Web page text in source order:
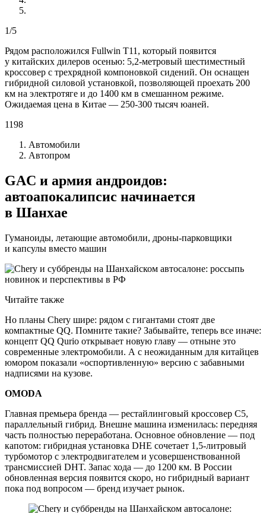
1/5
Рядом расположился Fullwin T11, который появится
у китайских дилеров осенью: 5,2-метровый шестиместный
кроссовер с трехрядной компоновкой сидений. Он оснащен
гибридной силовой установкой, позволяющей проехать 200
км на электротяге и до 1400 км в смешанном режиме.
Ожидаемая цена в Китае — 250-300 тысяч юаней.
1198
Автомобили
Автопром
GAC и армия андроидов:
автоапокалипсис начинается
в Шанхае
Гуманоиды, летающие автомобили, дроны-парковщики
и капсулы вместо машин
Читайте также
Но планы Chery шире: рядом с гигантами стоят две
компактные QQ. Помните такие? Забывайте, теперь все иначе:
концепт QQ Qurio открывает новую главу — отныне это
современные электромобили. А с неожиданным для китайцев
юмором показали «оспортивленную» версию с забавными
надписями на кузове.
OMODA
Главная премьера бренда — рестайлинговый кроссовер C5,
параллельный гибрид. Внешне машина изменилась: передняя
часть полностью переработана. Основное обновление — под
капотом: гибридная установка DHE сочетает 1,5-литровый
турбомотор с электродвигателем и усовершенствованной
трансмиссией DHT. Запас хода — до 1200 км. В России
обновленная версия появится скоро, но гибридный вариант
пока под вопросом — бренд изучает рынок.